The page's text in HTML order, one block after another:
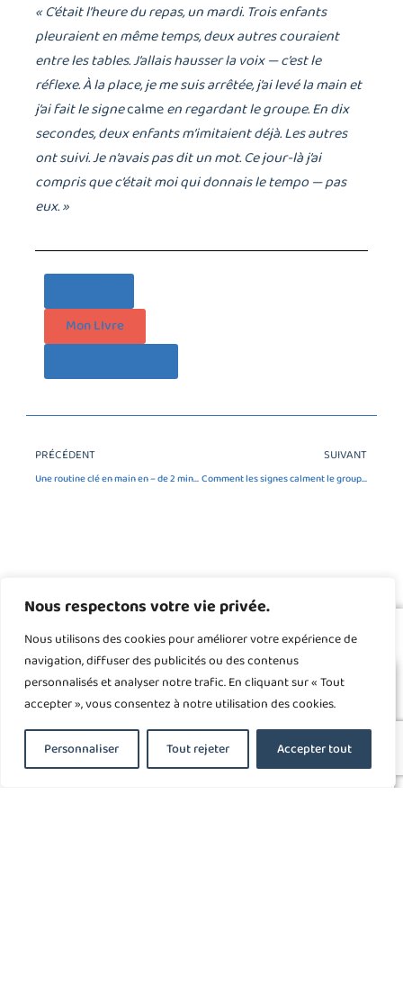
Nous respectons votre vie privée.
Nous utilisons des cookies pour améliorer votre expérience de
navigation, diffuser des publicités ou des contenus
personnalisés et analyser notre trafic. En cliquant sur « Tout
accepter », vous consentez à notre utilisation des cookies.
Personnaliser Tout rejeter Accepter tout
« C’était l’heure du repas, un mardi. Trois enfants
pleuraient en même temps, deux autres couraient
entre les tables. J’allais hausser la voix — c’est le
réflexe. À la place, je me suis arrêtée, j’ai levé la main et
j’ai fait le signecalmeen regardant le groupe. En dix
secondes, deux enfants m’imitaient déjà. Les autres
ont suivi. Je n’avais pas dit un mot. Ce jour-là j’ai
compris que c’était moi qui donnais le tempo — pas
eux. »
Mon LIvre
PRÉCÉDENT
Une routine clé en main en – de 2 minutes ⏱️
SUIVANT
Comment les signes calment le groupe en 30 secondes
Mes Partenaires :